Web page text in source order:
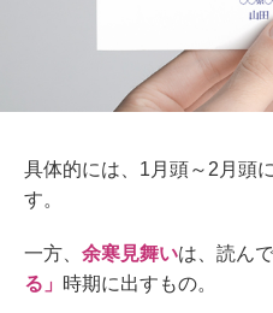
具体的には、1月頭～2月頭
す。
一方、 余寒見舞いは、読ん
る」 時期に出すもの。